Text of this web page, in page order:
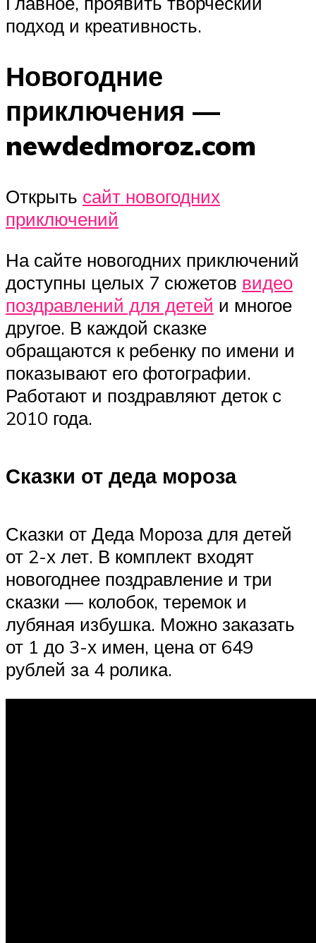
подход и креативность.
Новогодние
приключения —
newdedmoroz.com
Открыть сайт новогодних
приключений
На сайте новогодних приключений
доступны целых 7 сюжетов видео
поздравлений для детей и многое
другое. В каждой сказке
обращаются к ребенку по имени и
показывают его фотографии.
Работают и поздравляют деток с
2010 года.
Сказки от деда мороза
Сказки от Деда Мороза для детей
от 2-х лет. В комплект входят
новогоднее поздравление и три
сказки — колобок, теремок и
лубяная избушка. Можно заказать
от 1 до 3-х имен, цена от 649
рублей за 4 ролика.